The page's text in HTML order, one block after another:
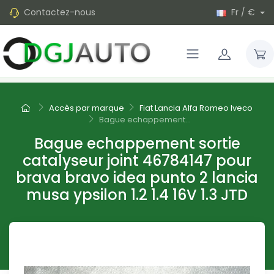
Contactez-nous Fr / €
Accès par marque
Fiat Lancia Alfa Romeo Iveco
Bague echappement...
Bague echappement sortie
catalyseur joint 46784147 pour
brava bravo idea punto 2 lancia
musa ypsilon 1.2 1.4 16V 1.3 JTD